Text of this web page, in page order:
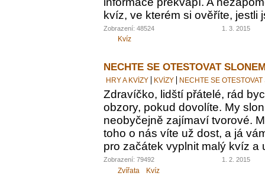
kvíz, ve kterém si ověříte, jestli
Zobrazení: 48524 1. 3. 2015
Kvíz
NECHTE SE OTESTOVAT
HRY A KVÍZY KVÍZY NECHTE SE
Zdravíčko, lidští přátelé, rád
obzory, pokud dovolíte. My
neobyčejně zajímaví tvorové.
toho o nás víte už dost, a já
pro začátek vyplnit malý kvíz a
Zobrazení: 79492 1. 2. 2015
Zvířata Kvíz